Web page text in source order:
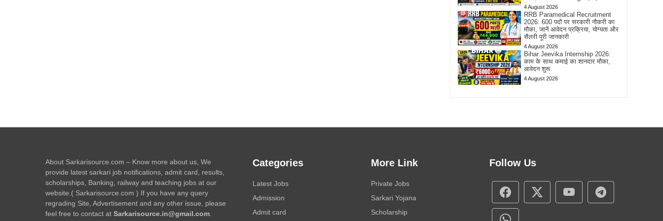
4 August 2026
RRB Paramedical Recruitment
2026: 600 पदों पर सरकारी नौकरी का
मौका, जानें आवेदन प्रक्रिया, योग्यता और
सैलरी पूरी जानकारी
4 August 2026
Bihar Jeevika Internship 2026:
काम के साथ कमाई का शानदार मौका,
आवेदन शुरू
4 August 2026
About Sarkarisource.com – Know more about us, We
provide latest sarkari job notifications, admit card, results,
scholarships, Banking, railway and teaching jobs at our
website.( Sarkarisource.com ) If you have any query
regrading Site, Advertisement and any other issue, please
feel free to contact at Sarkarisource.in@gmail.com
Categories
Latest Jobs
Admission
Admit card
More Link
Private Jobs
Sarkari Yojana
Scholarship
Follow Us